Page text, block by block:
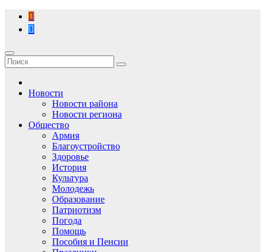
Перейти
содержимому
Новости
Новости района
Новости региона
Общество
Армия
Благоустройство
Здоровье
История
Культура
Молодежь
Образование
Патриотизм
Погода
Помощь
Пособия и Пенсии